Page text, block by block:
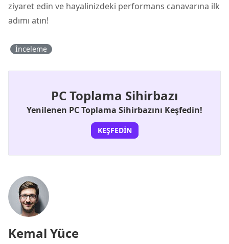
ziyaret edin ve hayalinizdeki performans canavarına ilk
adımı atın!
İnceleme
PC Toplama Sihirbazı
Yenilenen PC Toplama Sihirbazını Keşfedin!
KEŞFEDIN
Kemal Yüce